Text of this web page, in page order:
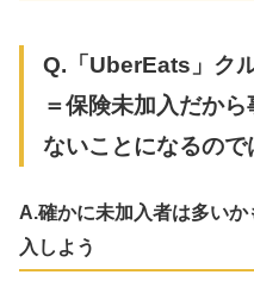
Q.「UberEats」ク
＝保険未加入だか
ないことになるので
A.確かに未加入者は多い
入しよう